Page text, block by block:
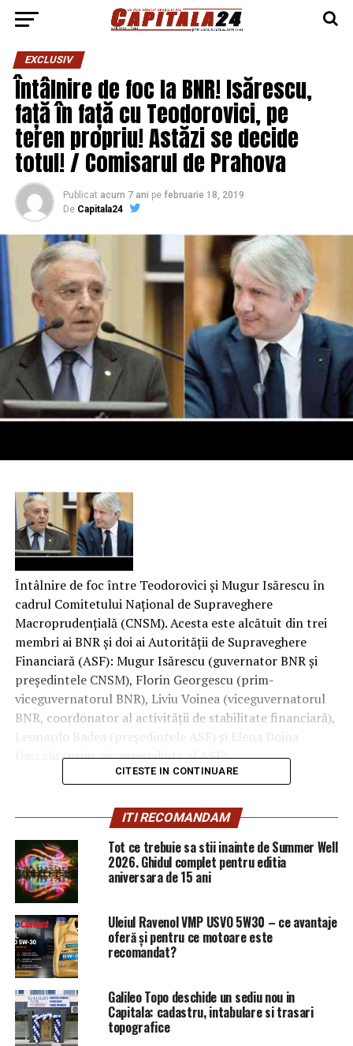
EXCLUSIV
Întâlnire de foc la BNR! Isărescu,
față în față cu Teodorovici, pe
teren propriu! Astăzi se decide
totul! / Comisarul de Prahova
Publicat acum 7 ani pe februarie 18, 2019
De Capitala24
Întâlnire de foc între Teodorovici și Mugur Isărescu în
cadrul Comitetului Național de Supraveghere
Macroprudențială (CNSM). Acesta este alcătuit din trei
membri ai BNR și doi ai Autorităţii de Supraveghere
Financiară (ASF): Mugur Isărescu (guvernator BNR și
președintele CNSM), Florin Georgescu (prim-
viceguvernatorul BNR), Liviu Voinea (viceguvernatorul
BNR, coordonator al activității de stabilitate financiară),
Leonardo Badea (președintele ASF) și Elena Doina
Dascălu (prim-vicepreședinte al ASF).
EXCLUSIV/JUDECATOAREA MIU LAVINIA NUSA DE LA
TRIBUNALUL PRAHOVA STOPEAZA PRACTICILE DNA ST
PLOIESTI/ MITA LA DGIPI/ COD ROSU
NU RATATI
Ce se întâmplă cu taxa auto | Capitala24
CITESTE IN CONTINUARE
ITI RECOMANDAM
Tot ce trebuie sa stii inainte de Summer Well
2026. Ghidul complet pentru editia
aniversara de 15 ani
Uleiul Ravenol VMP USVO 5W30 – ce avantaje
oferă și pentru ce motoare este
recomandat?
Galileo Topo deschide un sediu nou in
Capitala: cadastru, intabulare si trasari
topografice